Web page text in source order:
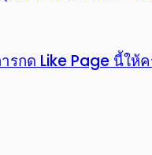
กด Like Page นี้ให้